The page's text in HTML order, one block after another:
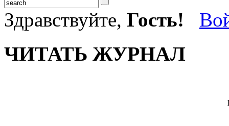
Здравствуйте, Гость!
ЧИТАТЬ ЖУРНАЛ